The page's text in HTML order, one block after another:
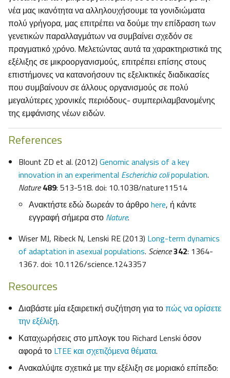
νέα μας ικανότητα να αλληλουχήσουμε τα γονιδιώματα
πολύ γρήγορα, μας επιτρέπει να δούμε την επίδραση των
γενετικών παραλλαγμάτων να συμβαίνει σχεδόν σε
πραγματικό χρόνο. Μελετώντας αυτά τα χαρακτηριστικά της
εξέλιξης σε μικροοργανισμούς, επιτρέπει επίσης στους
επιστήμονες να κατανοήσουν τις εξελικτικές διαδικασίες
που συμβαίνουν σε άλλους οργανισμούς σε πολύ
μεγαλύτερες χρονικές περιόδους- συμπεριλαμβανομένης
της εμφάνισης νέων ειδών.
References
Blount ZD et al. (2012) Genomic analysis of a key
innovation in an experimental Escherichia colipopulation.
Nature 489: 513-518. doi: 10.1038/nature11514
Ανακτήστε εδώ δωρεάν το άρθροhere, ή κάντε
εγγραφή σήμερα στο Nature.
Wiser MJ, Ribeck N, Lenski RE (2013) Long-term dynamics
of adaptation in asexual populations. Science342: 1364-
1367. doi: 10.1126/science.1243357
Resources
Διαβάστε μία εξαιρετική συζήτηση για τοπώς να ορίσετε
την εξέλιξη.
Καταχωρήσεις στο μπλογκ του Richard Lenski όσον
αφορά το LTEE και σχετιζόμενα θέματα.
Ανακαλύψτε σχετικά με την εξέλιξη σε μοριακό επίπεδο: